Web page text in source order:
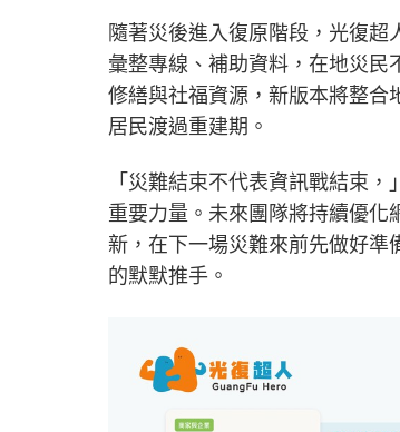
隨著災後進入復原階段，光復超
彙整專線、補助資料，在地災民
修繕與社福資源，新版本將整合
居民渡過重建期。
「災難結束不代表資訊戰結束
重要力量。未來團隊將持續優
新，在下一場災難來前先做好準
的默默推手。